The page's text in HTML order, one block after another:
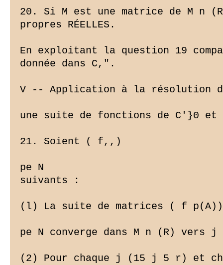
20. Si M est une matrice de M n
propres RÉELLES.
En exploitant la question 19
donnée dans C,".
V -- Application à la résolution
une suite de fonctions de C'}0
21. Soient ( f,,)
pe N
suivants :
(l) La suite de matrices ( f p(A))
pe N converge dans M n (R) vers
(2) Pour chaque j (15 j 5 r) et